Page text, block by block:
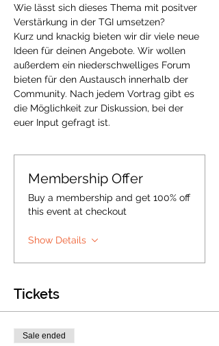
Wie lässt sich dieses Thema mit positver
Verstärkung in der TGI umsetzen?
Kurz und knackig bieten wir dir viele neue
Ideen für deinen Angebote. Wir wollen
außerdem ein niederschwelliges Forum
bieten für den Austausch innerhalb der
Community. Nach jedem Vortrag gibt es
die Möglichkeit zur Diskussion, bei der
euer Input gefragt ist.
Membership Offer
Buy a membership and get 100% off
this event at checkout
Show Details
Tickets
Sale ended